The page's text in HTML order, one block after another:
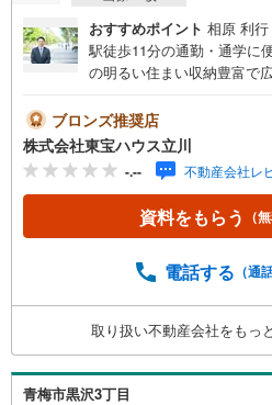
おすすめポイント 相原 利行
駅徒歩11分の通勤・通学に
の明るい住まい収納豊富で
電話が繋がりやすくなって
い合わせが集中するため、
内・現地を見学する」ボタ
がスムーズです。ご見学の
【東宝ハウス立川のポイ
さい！◆住宅ローンアドバ
は？・「住宅ローン控除」
ランのシミュレーション・
やすくグラフに表示・お客
計画のご提案
ブロンズ推奨店
株式会社東宝ハウス立川
-.-- 不動産会社レ
資料をもらう （
電話する （通
取り扱い不動産会社をもっ
青梅市黒沢3丁目